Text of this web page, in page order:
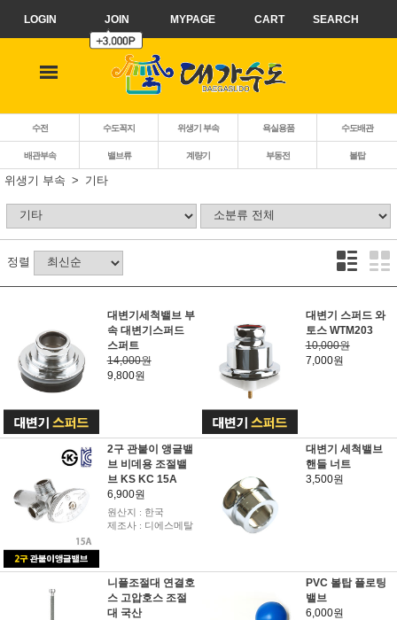
LOGIN JOIN MYPAGE CART SEARCH
수전 수도꼭지 위생기 부속 욕실용품 수도배관
배관부속 밸브류 계량기 부동전
볼탑
위생기 부속
기타
정렬
대변기세척밸브 부
속 대변기스퍼드
스퍼트
14,000원
9,800원
대변기 스퍼드 와
토스 WTM203
10,000원
7,000원
2구 관붙이 앵글밸
브 비데용 조절밸
브 KS KC 15A
6,900원
원산지 : 한국
제조사 : 디에스메탈
대변기 세척밸브
핸들 너트
3,500원
니플조절대 연결호
스 고압호스 조절
대 국산
PVC 볼탑 플로팅
밸브
6,000원